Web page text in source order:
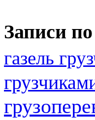
Записи
газель